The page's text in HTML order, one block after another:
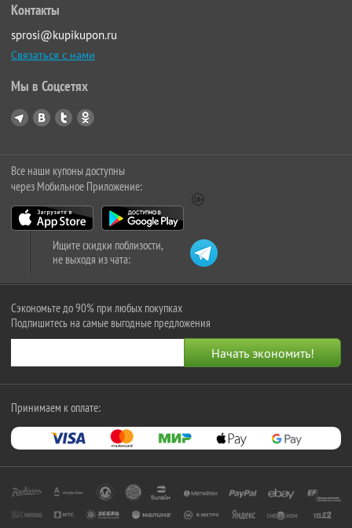
Контакты
sprosi@kupikupon.ru
Связаться с нами
Мы в Соцсетях
Все наши купоны доступны
через Мобильное Приложение:
Ищите скидки поблизости,
не выходя из чата:
Сэкономьте до 90% при любых покупках
Подпишитесь на самые выгодные предложения
Принимаем к оплате: